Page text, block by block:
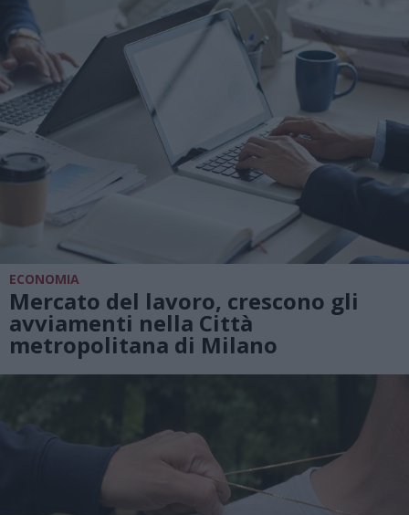
ECONOMIA
Mercato del lavoro, crescono gli
avviamenti nella Città
metropolitana di Milano